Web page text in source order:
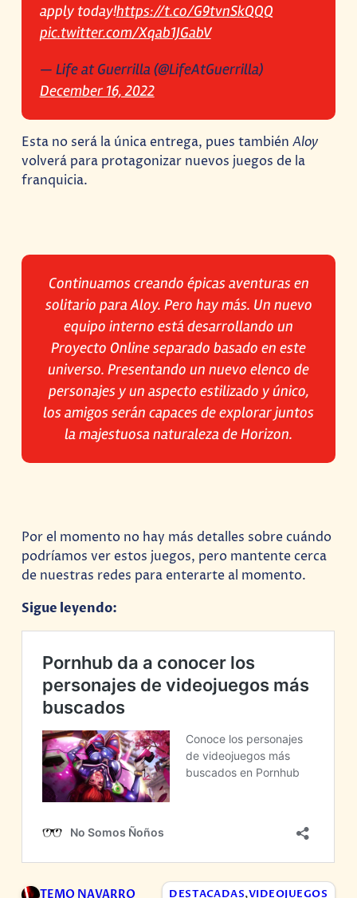
apply today!https://t.co/G9tvnSkQQQ
pic.twitter.com/Xqab1JGabV
— Life at Guerrilla (@LifeAtGuerrilla)
December 16, 2022
Esta no será la única entrega, pues tambiénAloy
volverá para protagonizar nuevos juegos de la
franquicia.
Continuamos creando épicas aventuras en
solitario para Aloy. Pero hay más. Un nuevo
equipo interno está desarrollando un
Proyecto Online separado basado en este
universo. Presentando un nuevo elenco de
personajes y un aspecto estilizado y único,
los amigos serán capaces de explorar juntos
la majestuosa naturaleza de Horizon.
Por el momento no hay más detalles sobre cuándo
podríamos ver estos juegos, pero mantente cerca
de nuestras redes para enterarte al momento.
Sigue leyendo:
TEMO NAVARRO DESTACADAS,VIDEOJUEGOS